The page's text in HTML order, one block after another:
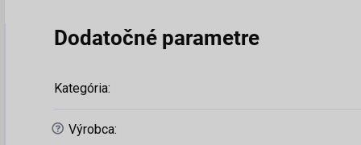
Dodatočné parametre
Kategória:
? Výrobca: